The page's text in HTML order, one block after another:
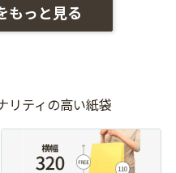
もっと見る
リティの高い紙袋